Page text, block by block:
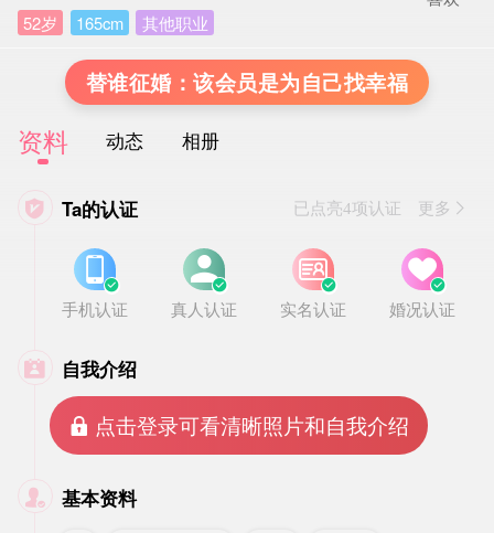
52岁 165cm 其他职业
替谁征婚：该会员是为自己找幸福
资料 动态 相册
 Ta的认证 已点亮4项认证 更多


手机认证


真人认证


实名认证


婚况认证
 自我介绍
 点击登录可看清晰照片和自我介绍
 基本资料